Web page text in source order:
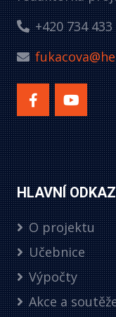
+420 734
HLAVNÍ
O projektu
Učebnice
Výpočty
Akce a